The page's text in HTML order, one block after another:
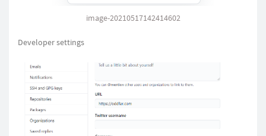
image-20210517142414602
Developer settings